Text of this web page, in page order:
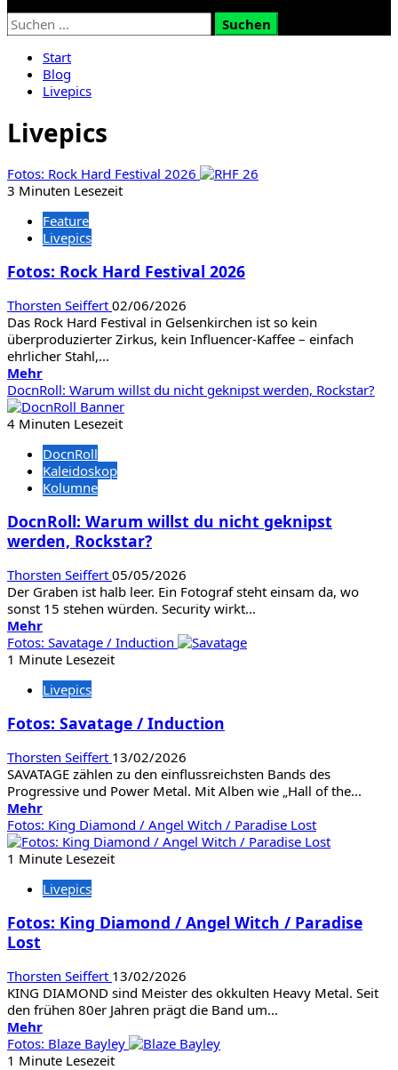
Suchen
nach:
Start
Blog
Livepics
Livepics
Fotos: Rock Hard Festival 2026
3 Minuten Lesezeit
Feature
Livepics
Fotos: Rock Hard Festival 2026
Thorsten Seiffert 02/06/2026
Das Rock Hard Festival in Gelsenkirchen ist so kein
überproduzierter Zirkus, kein Influencer-Kaffee – einfach
ehrlicher Stahl,...
MehrMehr
Informationen
über
Fotos:
Hard
Festival
2026
DocnRoll: Warum willst du nicht geknipst werden, Rockstar?
4 Minuten Lesezeit
DocnRoll
Kaleidoskop
Kolumne
DocnRoll: Warum willst du nicht geknipst
werden, Rockstar?
Thorsten Seiffert 05/05/2026
Der Graben ist halb leer. Ein Fotograf steht einsam da, wo
sonst 15 stehen würden. Security wirkt...
MehrMehr
Informationen
über
Warum
du
geknipst
werden,
Rockstar?
Fotos: Savatage / Induction
1 Minute Lesezeit
Livepics
Fotos: Savatage / Induction
Thorsten Seiffert 13/02/2026
SAVATAGE zählen zu den einflussreichsten Bands des
Progressive und Power Metal. Mit Alben wie „Hall of the...
MehrMehr
Informationen
über
Fotos:
/
Fotos: King Diamond / Angel Witch / Paradise Lost
1 Minute Lesezeit
Livepics
Fotos: King Diamond / Angel Witch / Paradise
Lost
Thorsten Seiffert 13/02/2026
KING DIAMOND sind Meister des okkulten Heavy Metal. Seit
den frühen 80er Jahren prägt die Band um...
MehrMehr
Informationen
über
Fotos: Blaze Bayley
1 Minute Lesezeit